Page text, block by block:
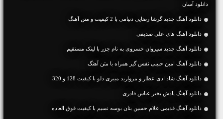
دانلود آسان
دانلود آهنگ جديد گرشا رضایی دنیامی با 2 کیفیت و متن آهنگ
دانلود آهنگ های علی صدیقی
دانلود آهنگ جديد سیروان خسروی به نام جزر با لینک مستقیم
دانلود آهنگ امین حبیبی نفس گیر همراه با متن آهنگ
دانلود آهنگ شاد ادی عطار و مروارید میبری دلو با کیفیت 128 و 320
دانلود آهنگ یادش بخیر عباس قادری
دانلود آهنگ قدیمی غلام حسین بنان بوسه نسیم با کیفیت فوق العاده